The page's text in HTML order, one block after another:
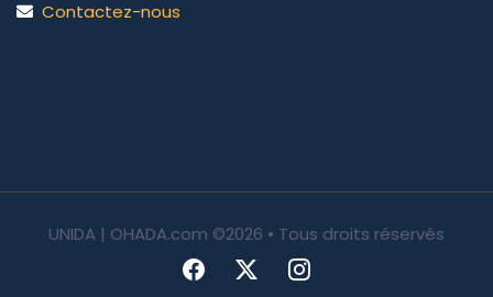
Contactez-nous
UNIDA | OHADA.com ©2026 • Tous droits réservés